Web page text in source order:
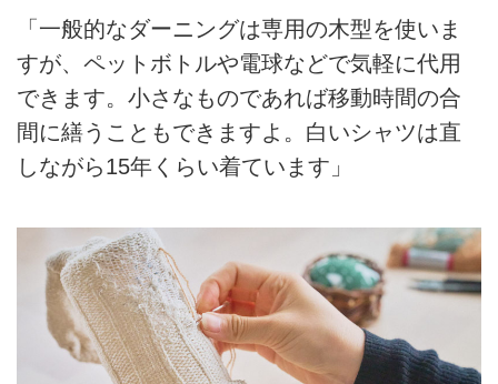
「一般的なダーニングは専用の木型を使いま
すが、ペットボトルや電球などで気軽に代用
できます。小さなものであれば移動時間の合
間に繕うこともできますよ。白いシャツは直
しながら15年くらい着ています」